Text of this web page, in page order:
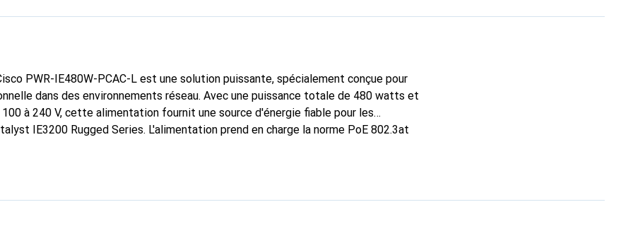
PWR-IE480W-PCAC-L est une solution puissante, spécialement conçue pour
dans des environnements réseau. Avec une puissance totale de 480 watts et
à 240 V, cette alimentation fournit une source d'énergie fiable pour les
IE3200 Rugged Series. L'alimentation prend en charge la norme PoE 802.3at
réseau exigeants.